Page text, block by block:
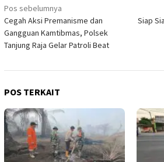
Navigasi
pos
Pos sebelumnya
Cegah Aksi Premanisme dan
Gangguan Kamtibmas, Polsek
Tanjung Raja Gelar Patroli Beat
Siap
POS TERKAIT